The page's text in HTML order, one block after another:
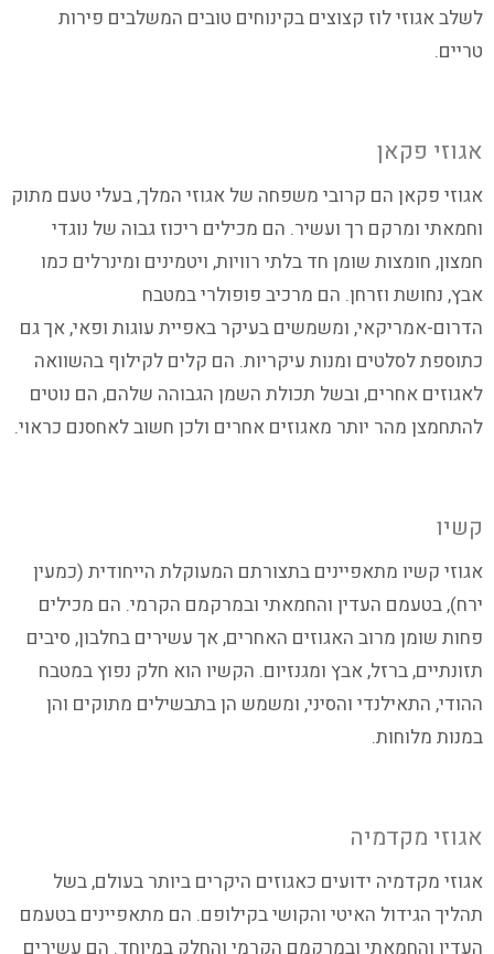
לשלב אגוזי לוז קצוצים בקינוחים טובים המשלבים פירות
טריים.
אגוזי פקאן
אגוזי פקאן הם קרובי משפחה של אגוזי המלך, בעלי טעם מתוק
וחמאתי ומרקם רך ועשיר. הם מכילים ריכוז גבוה של נוגדי
חמצון, חומצות שומן חד בלתי רוויות, ויטמינים ומינרלים כמו
אבץ, נחושת וזרחן. הם מרכיב פופולרי במטבח
הדרום-אמריקאי, ומשמשים בעיקר באפיית עוגות ופאי, אך גם
כתוספת לסלטים ומנות עיקריות. הם קלים לקילוף בהשוואה
לאגוזים אחרים, ובשל תכולת השמן הגבוהה שלהם, הם נוטים
להתחמצן מהר יותר מאגוזים אחרים ולכן חשוב לאחסנם כראוי.
קשיו
אגוזי קשיו מתאפיינים בתצורתם המעוקלת הייחודית (כמעין
ירח), בטעמם העדין והחמאתי ובמרקמם הקרמי. הם מכילים
פחות שומן מרוב האגוזים האחרים, אך עשירים בחלבון, סיבים
תזונתיים, ברזל, אבץ ומגנזיום. הקשיו הוא חלק נפוץ במטבח
ההודי, התאילנדי והסיני, ומשמש הן בתבשילים מתוקים והן
במנות מלוחות.
אגוזי מקדמיה
אגוזי מקדמיה ידועים כאגוזים היקרים ביותר בעולם, בשל
תהליך הגידול האיטי והקושי בקילופם. הם מתאפיינים בטעמם
העדין והחמאתי ובמרקמם הקרמי והחלק במיוחד. הם עשירים